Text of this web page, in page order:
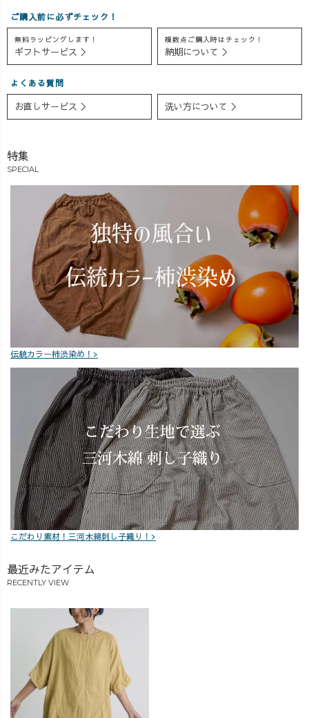
すね☀️ ぜひこの
Tシャツで素敵な
夏を過ごしてみ
ては？？ #uzuiro
#uzuirostaff #うず
いろ #ウズイロ #
ナチュラルコー
夏コーデ #サン
ダル #染め #草木
染め #天然染料 #
植物染料 #抹茶
く♪ #UZUiRO
#限定カラー #リ
ニューアル
意見お待ちして
ます🫣♡
#UZUiRO #ngシ
サーママコーデ
ご購入前に必ずチェック！
無料ラッピングします！
ギフトサービス ＞
複数点ご購入時はチェック！
納期について ＞
よくある質問
お直しサービス ＞ 洗い方について ＞
特集
SPECIAL
伝統カラー柿渋染め！>
こだわり素材！三河木綿刺し子織り！>
最近みたアイテム
RECENTLY VIEW